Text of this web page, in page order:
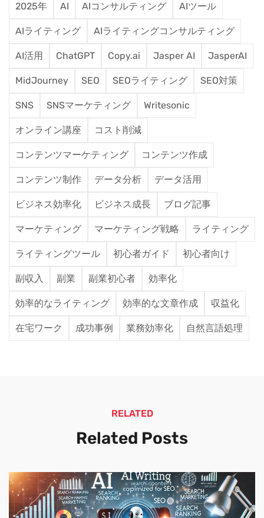
2025年 AI AIコンサルティング AIツール
AIライティング AIライティングコンサルティング
AI活用 ChatGPT Copy.ai Jasper AI JasperAI
MidJourney SEO SEOライティング SEO対策
SNS SNSマーケティング Writesonic
オンライン講座 コスト削減
コンテンツマーケティング コンテンツ作成
コンテンツ制作 データ分析 データ活用
ビジネス効率化 ビジネス成長 ブログ記事
マーケティング マーケティング戦略 ライティング
ライティングツール 初心者ガイド 初心者向け
副収入 副業 副業初心者 効率化
効率的なライティング 効率的な文章作成 収益化
在宅ワーク 成功事例 業務効率化 自然言語処理
RELATED
Related Posts